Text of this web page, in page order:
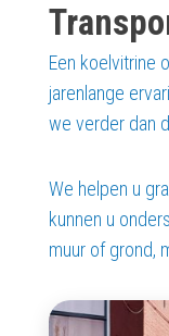
Een koelvitrine
jarenlange
we verder dan
We helpen u
kunnen u
muur of grond,